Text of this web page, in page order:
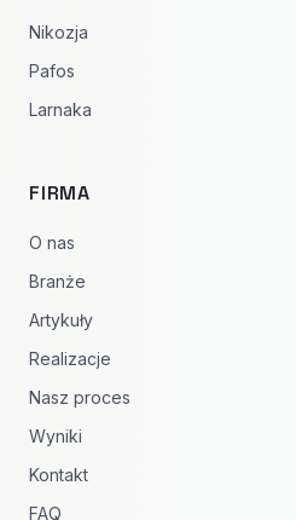
Nikozja
Pafos
Larnaka
FIRMA
O nas
Branże
Artykuły
Realizacje
Nasz proces
Wyniki
Kontakt
FAQ